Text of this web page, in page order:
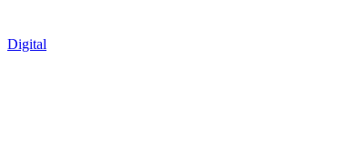
Digital